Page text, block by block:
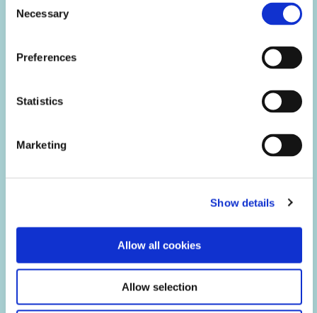
Selection
Necessary
Preferences
Statistics
Marketing
Show details
Allow all cookies
Allow selection
Aeroespacial y defensa
prolongar la vida útil del motor, mejorar los sensores de
imágenes y proteger las placas de circuitos impresos de